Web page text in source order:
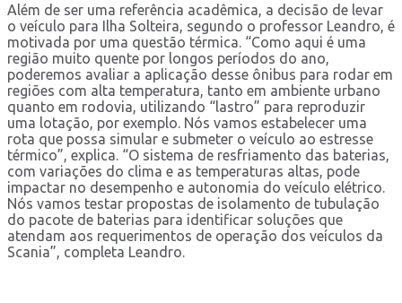
Além de ser uma referência acadêmica, a decisão de levar
o veículo para Ilha Solteira, segundo o professor Leandro, é
motivada por uma questão térmica. “Como aqui é uma
região muito quente por longos períodos do ano,
poderemos avaliar a aplicação desse ônibus para rodar em
regiões com alta temperatura, tanto em ambiente urbano
quanto em rodovia, utilizando “lastro” para reproduzir
uma lotação, por exemplo. Nós vamos estabelecer uma
rota que possa simular e submeter o veículo ao estresse
térmico”, explica. “O sistema de resfriamento das baterias,
com variações do clima e as temperaturas altas, pode
impactar no desempenho e autonomia do veículo elétrico.
Nós vamos testar propostas de isolamento de tubulação
do pacote de baterias para identificar soluções que
atendam aos requerimentos de operação dos veículos da
Scania”, completa Leandro.